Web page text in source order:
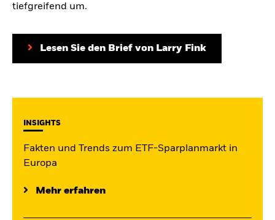
BlackRock
iShares
Unser Unternehmen
tiefgreifend um.
Lesen Sie den Brief von Larry Fink
INSIGHTS
Fakten und Trends zum ETF-Sparplanmarkt in
Europa
Mehr erfahren